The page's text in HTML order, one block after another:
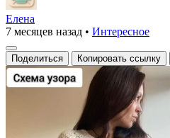
Елена
7 месяцев назад • Интересное
Поделиться Копировать ссылку